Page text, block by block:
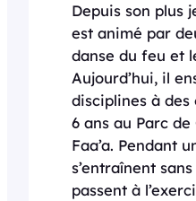
Depuis son plus
est animé par
danse du feu et
Aujourd’hui, il
disciplines à
6 ans au Parc
Faa’a. Pendant
s’entraînent
passent à